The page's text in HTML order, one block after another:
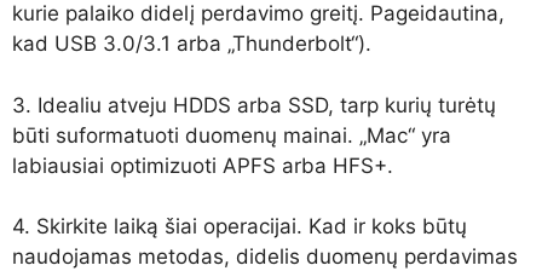
kurie palaiko didelį perdavimo greitį. Pageidautina,
kad USB 3.0/3.1 arba „Thunderbolt“).
3. Idealiu atveju HDDS arba SSD, tarp kurių turėtų
būti suformatuoti duomenų mainai. „Mac“ yra
labiausiai optimizuoti APFS arba HFS+.
4. Skirkite laiką šiai operacijai. Kad ir koks būtų
naudojamas metodas, didelis duomenų perdavimas